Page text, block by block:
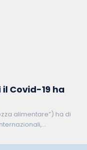
Covid-19 ha
alimentare”) ha di
di primaria